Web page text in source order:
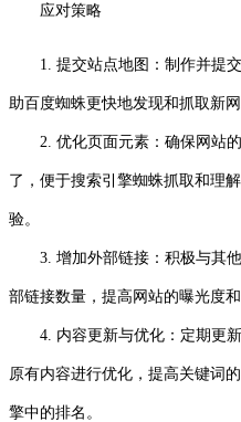
应对策略
1. 提交站点地图：制作并提
助百度蜘蛛更快地发现和抓取新
2. 优化页面元素：确保网站的
了，便于搜索引擎蜘蛛抓取和理
验。
3. 增加外部链接：积极与其他
部链接数量，提高网站的曝光度和
4. 内容更新与优化：定期更新
原有内容进行优化，提高关键词
擎中的排名。